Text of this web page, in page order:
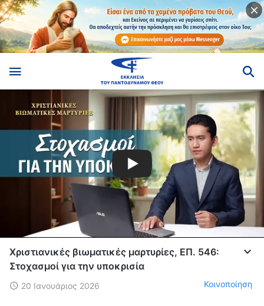
Χριστιανικές βιωματικές μαρτυρίες, ΕΠ. 546:
Στοχασμοί για την υποκρισία
20 Ιανουάριος 2026 Κοινοποίηση